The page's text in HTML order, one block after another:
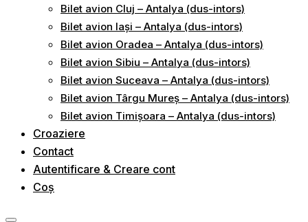
Bilet avion Cluj – Antalya (dus-intors)
Bilet avion Iași – Antalya (dus-intors)
Bilet avion Oradea – Antalya (dus-intors)
Bilet avion Sibiu – Antalya (dus-intors)
Bilet avion Suceava – Antalya (dus-intors)
Bilet avion Târgu Mureș – Antalya (dus-intors)
Bilet avion Timișoara – Antalya (dus-intors)
Croaziere
Contact
Autentificare & Creare cont
Coș